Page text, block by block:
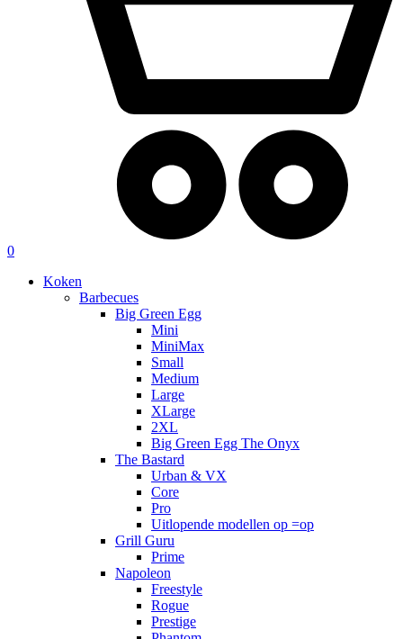
0
Koken
Barbecues
Big Green Egg
Mini
MiniMax
Small
Medium
Large
XLarge
2XL
Big Green Egg The Onyx
The Bastard
Urban & VX
Core
Pro
Uitlopende modellen op =op
Grill Guru
Prime
Napoleon
Freestyle
Rogue
Prestige